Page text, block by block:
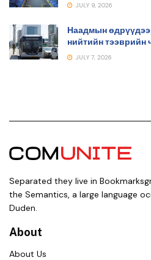
JULY 9, 2026
Наадмын
нийтийн тээврийн
JULY 7, 2026
Separated they live in
the Semantics, a large language
Duden.
About
About Us